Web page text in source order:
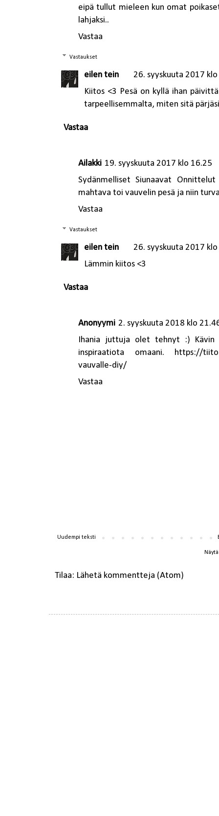
eipä tullut mieleen kun omat
lahjaksi..
Vastaa
Vastaukset
eilen tein
26. syyskuuta 2017
Kiitos <3 Pesä on kyllä ihan
tarpeellisemmalta, miten sitä
Vastaa
Ailakki 19. syyskuuta 2017 klo 16.25
Sydänmelliset Siunaavat
mahtava toi vauvelin pesä ja niin
Vastaa
Vastaukset
eilen tein
26. syyskuuta 2017
Lämmin kiitos <3
Vastaa
Anonyymi 2. syyskuuta 2018 klo
Ihania juttuja olet tehnyt :) Kävin
inspiraatiota omaani. https://
vauvalle-diy/
Vastaa
Uudempi teksti
Tilaa: Lähetä kommentteja (Atom)